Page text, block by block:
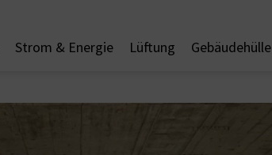
Strom & Energie Lüftung Gebäudehülle